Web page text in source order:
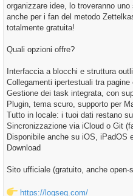
organizzare idee, lo troveranno
anche per i fan del metodo
totalmente gratuita!
Quali opzioni offre?
Interfaccia a blocchi e struttura
Collegamenti ipertestuali tra pagine
Gestione dei task integrata, con
Plugin, tema scuro, supporto per
Tutto in locale: i tuoi dati restano
Sincronizzazione via iCloud o Git
Disponibile anche su iOS, iPadOS
Download
Sito ufficiale (gratuito, anche open-
https://logseq.com/